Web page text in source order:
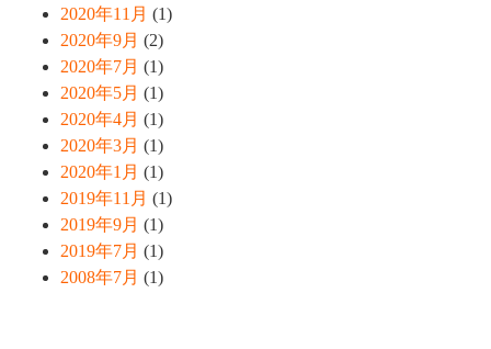
2020年11月 (1)
2020年9月 (2)
2020年7月 (1)
2020年5月 (1)
2020年4月 (1)
2020年3月 (1)
2020年1月 (1)
2019年11月 (1)
2019年9月 (1)
2019年7月 (1)
2008年7月 (1)